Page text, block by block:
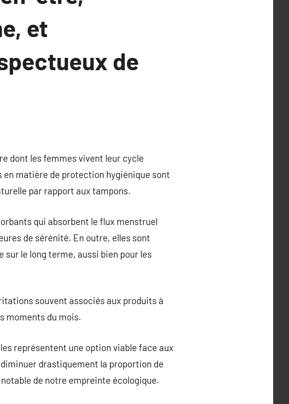
et
de
dont les femmes vivent leur cycle
matière de protection hygiénique sont
par rapport aux tampons.
qui absorbent le flux menstruel
de sérénité. En outre, elles sont
le long terme, aussi bien pour les
souvent associés aux produits à
moments du mois.
représentent une option viable face aux
drastiquement la proportion de
de notre empreinte écologique.